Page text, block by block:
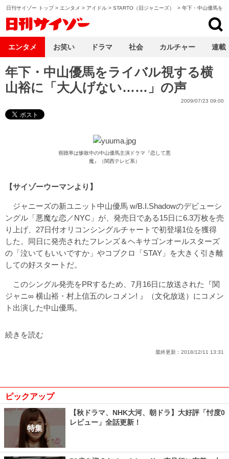
日刊サイゾー トップ> エンタメ > アイドル > STARTO（旧ジャニーズ） > 年下・中山優馬を
年下・中山優馬をライバル視する横
山裕に「大人げない……」の声
2009/07/23 09:00
視聴率は惨敗中の中山優馬主演ドラマ『恋して悪
魔』（関西テレビ系）
【サイゾーウーマンより】
ジャニーズの新ユニット中山優馬 w/B.I.Shadowのデビューシ
ングル「悪魔な恋／NYC」が、発売日である15日に6.3万枚を売
り上げ、27日付オリコンシングルチャートで初登場1位を獲得
した。同日に発売されたフレンズ＆ヘキサゴンオールスターズ
の「泣いてもいいですか」やコブクロ「STAY」を大きく引き離
しての好スタートだ。
このシングル発売をPRするため、7月16日に放送された『関
ジャニ∞ 横山裕・村上信五のレコメン! 』（文化放送）にコメン
ト出演した中山優馬。
続きを読む
最終更新： 2018/12/11 13:31
ピックアップ
特集
【秋ドラマ、NHK大河、朝ドラ】大好評「忖度0
レビュー」全話更新！
エンタメ お笑い ドラマ 社会 カルチャー 連載